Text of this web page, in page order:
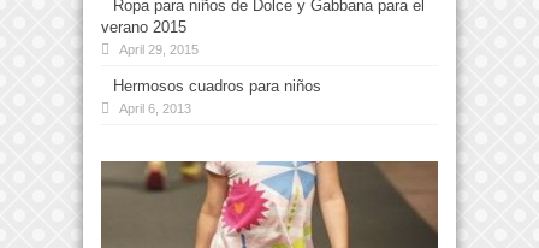
Ropa para niños de Dolce y Gabbana para el
verano 2015
April 29, 2015
Hermosos cuadros para niños
April 6, 2013